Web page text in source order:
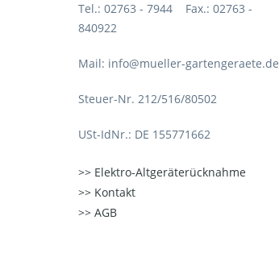
Tel.: 02763 - 7944 Fax.: 02763 -
840922
Mail: info@mueller-gartengeraete.de
Steuer-Nr. 212/516/80502
USt-IdNr.: DE 155771662
Elektro-Altgeräterücknahme
Kontakt
AGB